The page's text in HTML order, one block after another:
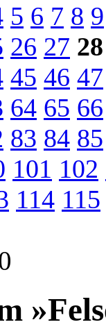
5 6 7 8 9
26 27 28
45 46 47
64 65 66
83 84 85
101 102
114 115